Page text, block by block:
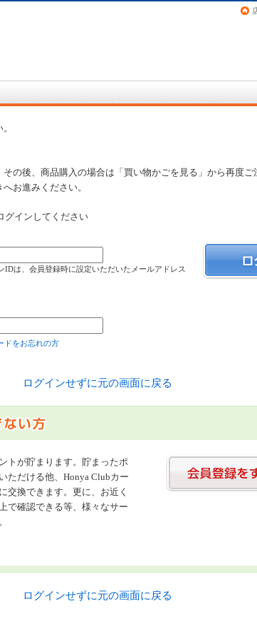
の後、商品購入の場合は「買い物かごを見る」から再度ご
お進みください。
グインしてください
IDは、会員登録時に設定いただいたメールアドレス
ドをお忘れの方
ログインせずに元の画面に戻る
トが貯まります。貯まったポ
ただける他、Honya Clubカー
交換できます。更に、お近く
で確認できる等、様々なサー
ログインせずに元の画面に戻る